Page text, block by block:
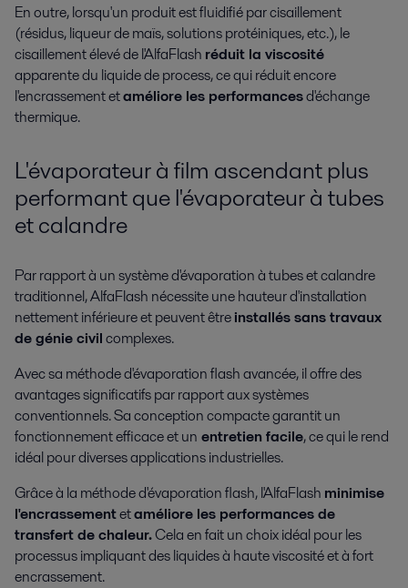
En outre, lorsqu'un produit est fluidifié par cisaillement
(résidus, liqueur de maïs, solutions protéiniques,etc.), le
cisaillement élevé de l'AlfaFlash réduit la viscosité
apparentedu liquide de process, ce qui réduit encore
l'encrassement etaméliore les performancesd'échange
thermique.
L'évaporateur à film ascendant plus
performant que l'évaporateur à tubes
et calandre
Par rapport à un système d'évaporation à tubes et calandre
traditionnel, AlfaFlash nécessite une hauteur d'installation
nettement inférieure et peuvent êtreinstallés sans travaux
de génie civilcomplexes.
Avec sa méthode d'évaporation flash avancée, il offre des
avantages significatifs par rapport aux systèmes
conventionnels. Sa conception compacte garantit un
fonctionnement efficace et un entretien facile, ce qui le rend
idéal pour diverses applications industrielles.
Grâce à la méthode d'évaporation flash, l'AlfaFlash minimise
l'encrassementetaméliore les performances de
transfert de chaleur.Cela en fait un choix idéal pour les
processus impliquant des liquides à haute viscosité et à fort
encrassement.